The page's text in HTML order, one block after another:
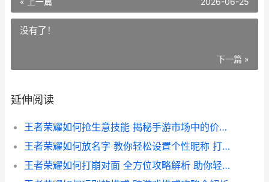
没有了！
下一篇 »
延伸阅读
王者荣耀如何抢生意技能 揭秘手游市场中的价格战策略与营销技巧
王者荣耀如何放名字 教你轻松设置个性昵称 打造独特游戏形象指南
王者荣耀如何打崩对面 全方位攻略解析 助你轻松制胜